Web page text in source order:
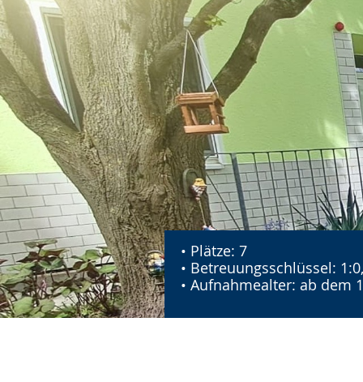
• Plätze: 7
• Betreuungsschlüssel:
• Aufnahmealter: ab dem